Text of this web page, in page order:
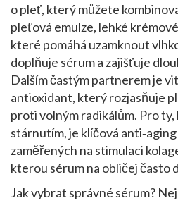
o pleť, který můžete
pleťová emulze, lehké
které pomáhá uzamknout
doplňuje sérum a zajišťuje
Dalším častým partnerem je
antioxidant, který rozjasňuje
proti volným radikálům. Pro
stárnutím, je klíčová
zaměřených na stimulaci
kterou sérum na obličej často
Jak vybrat správné sérum?